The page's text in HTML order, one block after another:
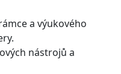
a výukového
nástrojů a